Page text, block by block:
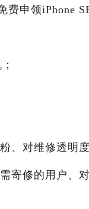
申领iPhone
、对维修透明
寄修的用户、